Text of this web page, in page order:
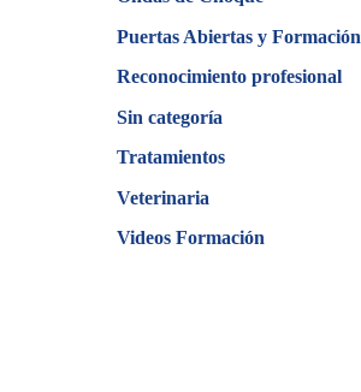
Puertas Abiertas y Formación
Reconocimiento profesional
Sin categoría
Tratamientos
Veterinaria
Videos Formación